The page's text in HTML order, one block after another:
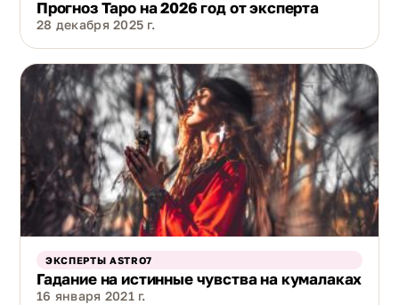
Прогноз Таро на 2026 год от эксперта
28 декабря 2025 г.
ЭКСПЕРТЫ ASTRO7
Гадание на истинные чувства на кумалаках
16 января 2021 г.